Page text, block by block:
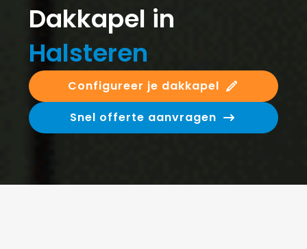
Dakkapel in
Halsteren
Configureer je dakkapel
Snel offerte aanvragen